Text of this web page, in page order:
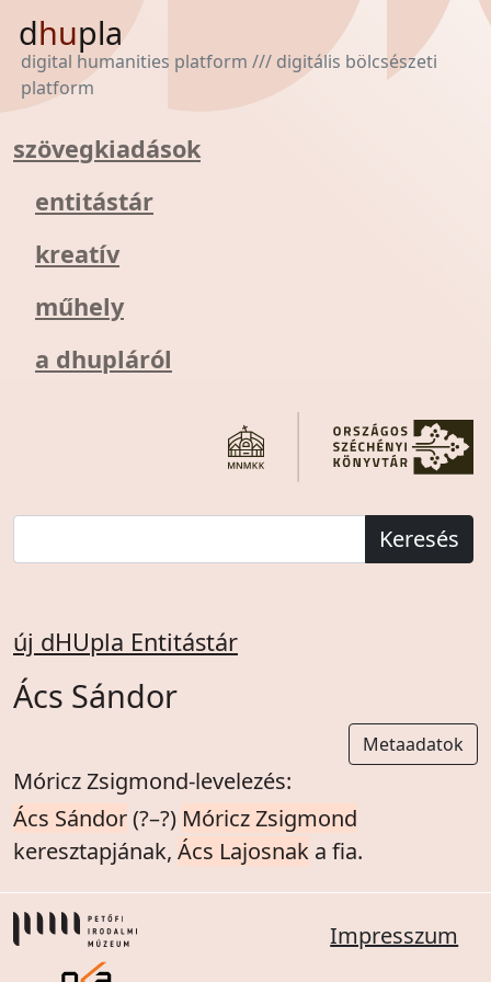
dhupla
digital humanities platform /// digitális bölcsészeti
platform
szövegkiadások
entitástár
kreatív
műhely
a dhupláról
Keresés
új dHUpla Entitástár
Ács Sándor
Metaadatok
Móricz Zsigmond-levelezés:
Ács Sándor(?–?) Móricz Zsigmond
keresztapjának, Ács Lajosnak a fia.
Impresszum